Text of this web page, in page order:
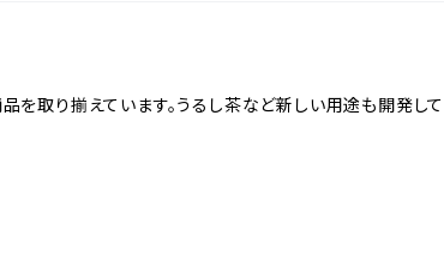
を取り揃えています。うるし茶など新しい用途も開発して